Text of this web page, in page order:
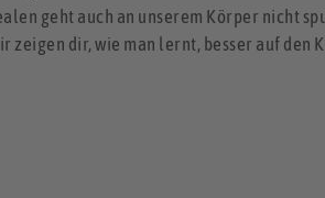
geht auch an unserem Körper nicht
dir, wie man lernt, besser auf den